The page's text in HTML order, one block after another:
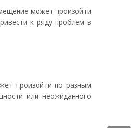
может произойти
к ряду проблем в
произойти по разным
или неожиданного